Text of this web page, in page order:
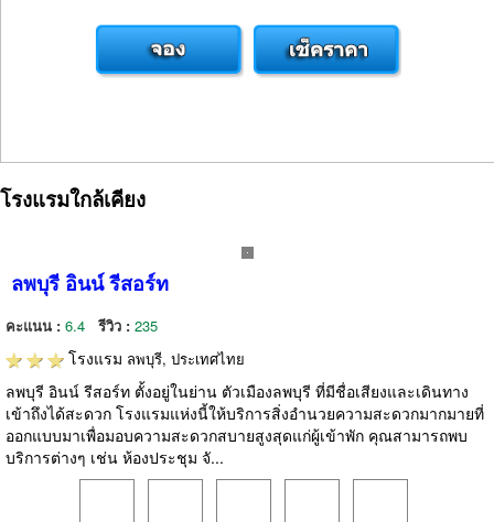
โรงแรมใกล้เคียง
ลพบุรี อินน์ รีสอร์ท
คะแนน : 6.4 รีวิว : 235
โรงแรม ลพบุรี, ประเทศไทย
ลพบุรี อินน์ รีสอร์ท ตั้งอยู่ในย่าน ตัวเมืองลพบุรี ที่มีชื่อเสียงและเดินทาง
เข้าถึงได้สะดวก โรงแรมแห่งนี้ให้บริการสิ่งอำนวยความสะดวกมากมายที่
ออกแบบมาเพื่อมอบความสะดวกสบายสูงสุดแก่ผู้เข้าพัก คุณสามารถพบ
บริการต่างๆ เช่น ห้องประชุม จั...